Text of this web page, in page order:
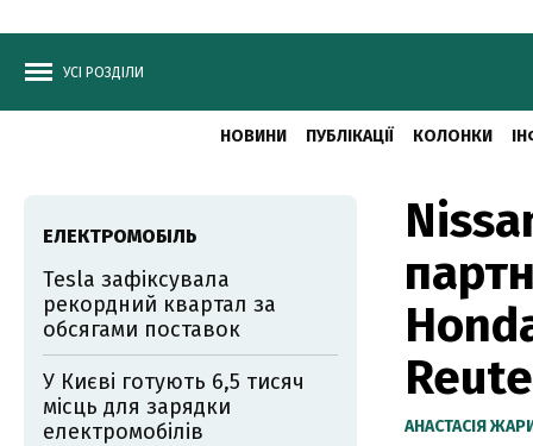
УСІ РОЗДІЛИ
НОВИНИ ПУБЛІКАЦІЇ КОЛОНКИ
АНАСТАСІЯ
ЕЛЕКТРОМОБІЛЬ
Tesla зафіксувала
рекордний квартал за
обсягами поставок
У Києві готують 6,5 тисяч
місць для зарядки
електромобілів